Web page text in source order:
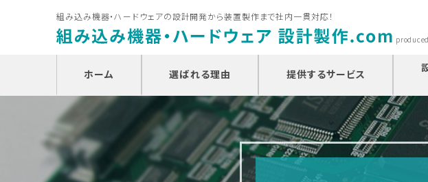
組み込み機器・ハードウェアの設計開発から装置製作まで社内一貫対応！
ホーム 選ばれる理由 提供するサービス